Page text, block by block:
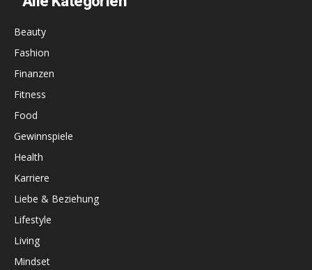
Beauty
Fashion
Finanzen
Fitness
Food
Gewinnspiele
Health
Karriere
Liebe & Beziehung
Lifestyle
Living
Mindset